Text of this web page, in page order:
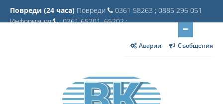
Повреди (24 часа) Повреди
0361 58263 ; 0885 296 051
Информация
0361 65201, 65202 ;
Аварии Съобщения